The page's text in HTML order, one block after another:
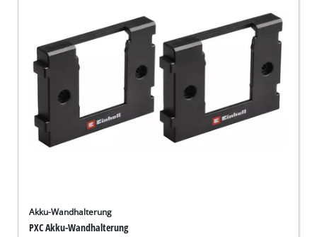
Akku-Wandhalterung
PXC Akku-Wandhalterung